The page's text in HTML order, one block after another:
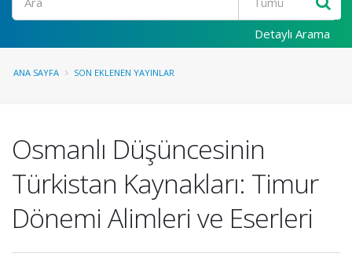
Detaylı Arama
ANA SAYFA SON EKLENEN YAYINLAR
Osmanlı Düşüncesinin
Türkistan Kaynakları: Timur
Dönemi Alimleri ve Eserleri